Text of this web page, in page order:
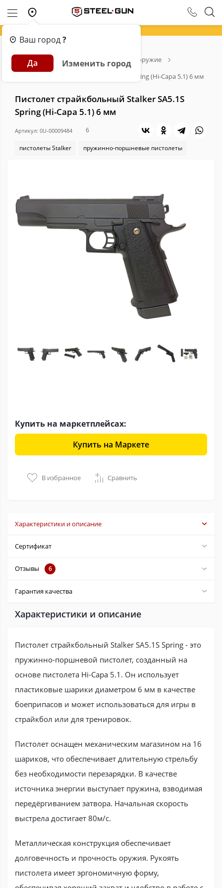
Ваш город?
Да Изменить город
Главная Каталог
Страйкбольное оружие
Страйкбольные пистолеты
Пистолет страйкбольный Stalker SA5.1S Spring (Hi-Capa 5.1) 6 мм
Пистолет страйкбольный Stalker SA5.1S
Spring (Hi-Capa 5.1) 6 мм
Артикул: 0U-00009484 6
пистолеты Stalker пружинно-поршневые пистолеты
Купить на маркетплейсах:
Купить на Маркете
В избранное Сравнить
Характеристики и описание
Сертификат
Отзывы 6
Гарантия качества
Характеристики и описание
Пистолет страйкбольный Stalker SA5.1S Spring - это
пружинно-поршневой пистолет, созданный на
основе пистолета Hi-Capa 5.1. Он использует
пластиковые шарики диаметром 6 мм в качестве
боеприпасов и может использоваться для игры в
страйкбол или для тренировок.
Пистолет оснащен механическим магазином на 16
шариков, что обеспечивает длительную стрельбу
без необходимости перезарядки. В качестве
источника энергии выступает пружина, взводимая
передёргиванием затвора. Начальная скорость
выстрела достигает 80м/с.
Металлическая конструкция обеспечивает
долговечность и прочность оружия. Рукоять
пистолета имеет эргономичную форму,